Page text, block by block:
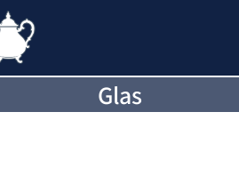
Glas